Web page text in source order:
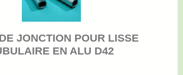
JONCTION POUR LISSE
EN ALU D42